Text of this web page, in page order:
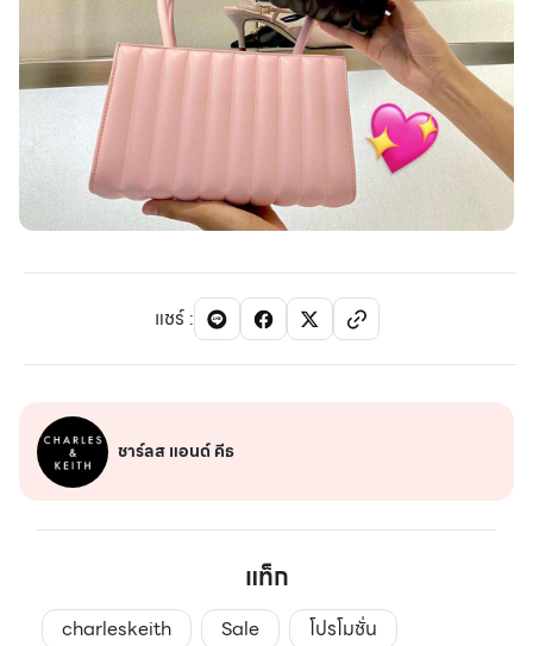
แชร์:
ชาร์ลส แอนด์ คีธ
แท็ก
charleskeith Sale
โปรโมชั่น